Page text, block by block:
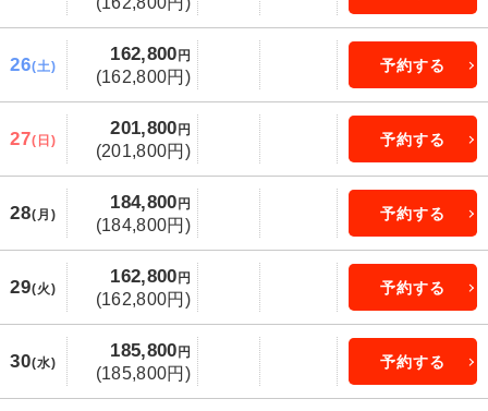
26(土)
162,800円
(162,800円)
予約する
27(日)
201,800円
(201,800円)
予約する
28(月)
184,800円
(184,800円)
予約する
29(火)
162,800円
(162,800円)
予約する
30(水)
185,800円
(185,800円)
予約する